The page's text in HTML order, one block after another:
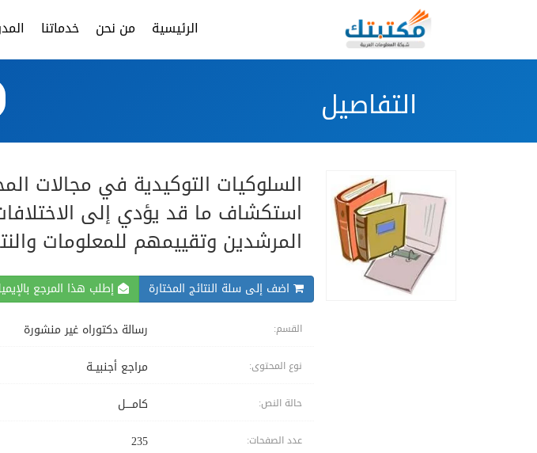
الرئيسية من نحن خدماتنا
التفاصيل
السلوكيات التوكيدية في مجالات
استكشاف ما قد يؤدي إلى
المرشدين وتقييمهم للمعلومات
اضف إلى سلة النتائج المختارة إطلب هذا المرجع
القسم: رسالة دكتوراه غير منشورة
نوع المحتوى: مراجع أجنبيــة
حالة النص: كامــــل
عدد الصفحات: 235